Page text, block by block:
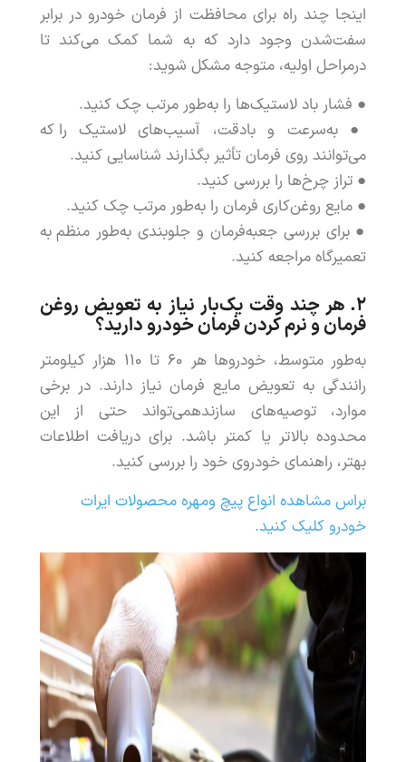
اینجا چند راه برای محافظت از فرمان خودرو در برابر
سفتشدن وجود دارد که به شما کمک میکند تا
درمراحل اولیه، متوجه مشکل شوید:
● فشار باد لاستیکها را بهطور مرتب چک کنید.
●بهسرعت و بادقت، آسیبهای لاستیک را که
میتوانند روی فرمان تأثیر بگذارند شناسایی کنید.
● تراز چرخها را بررسی کنید.
● مایع روغنکاری فرمان را بهطور مرتب چک کنید.
●برای بررسی جعبهفرمان و جلوبندی بهطور منظم به
تعمیرگاه مراجعه کنید.
۲. هر چند وقت یکبار نیاز به تعویض روغن
فرمانو نرمکردنفرمانخودرو دارید؟
بهطور متوسط، خودروها هر تا هزار کیلومتر
رانندگی به تعویض مایع فرمان نیاز دارند.در برخی
موارد،توصیههای سازندهمیتواند حتی از
این
محدوده بالاتر یا کمتر باشد. برای دریافت اطلاعات
بهتر، راهنمای خودروی خود را بررسی کنید.
براس مشاهده انواع پیچ ومهره محصولات ایرات
خودرو کلیک کنید.